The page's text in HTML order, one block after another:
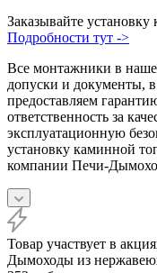
Заказывайте
Подробности тут ->
Все монтажники в
допуски и документы,
предоставляем
ответственность за
эксплуатационную
установку каминной
компании Печи-
Товар участвует в
Дымоходы из